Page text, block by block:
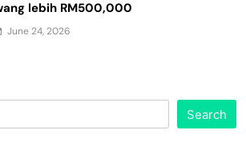
lebih RM500,000
June 24, 2026
Search